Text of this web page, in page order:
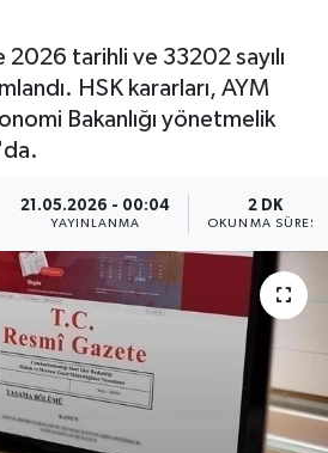
2026 tarihli ve 33202 sayılı
HSK kararları, AYM
Bakanlığı yönetmelik
21.05.2026 - 00:04
YAYINLANMA
2 DK
OKUNMA SÜRESI